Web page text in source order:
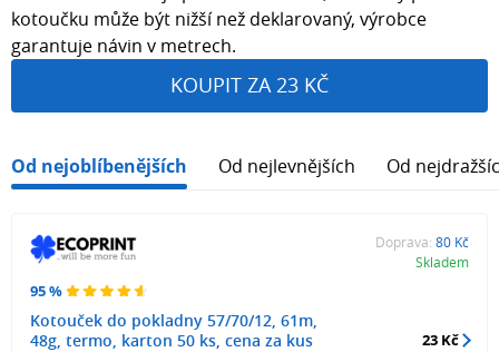
kotoučku může být nižší než deklarovaný, výrobce
garantuje návin v metrech.
KOUPIT ZA 23 KČ
Od nejoblíbenějších Od nejlevnějších Od
95 %
Kotouček do pokladny 57/70/12, 61m,
48g, termo, karton 50 ks, cena za kus
Doprava: 80 Kč
Skladem
23 Kč